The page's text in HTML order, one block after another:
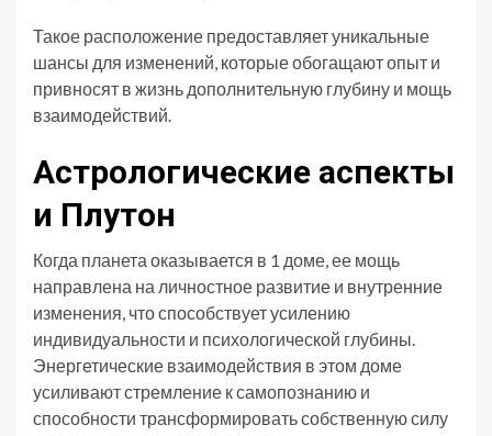
Такое расположение предоставляет уникальные
шансы для изменений, которые обогащают опыт и
привносят в жизнь дополнительную глубину и мощь
взаимодействий.
Астрологические аспекты
и Плутон
Когда планета оказывается в 1 доме, ее мощь
направлена на личностное развитие и внутренние
изменения, что способствует усилению
индивидуальности и психологической глубины.
Энергетические взаимодействия в этом доме
усиливают стремление к самопознанию и
способности трансформировать собственную силу